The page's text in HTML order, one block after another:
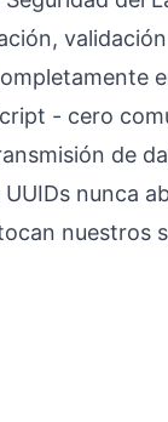
- cero
de
nunca
nuestros